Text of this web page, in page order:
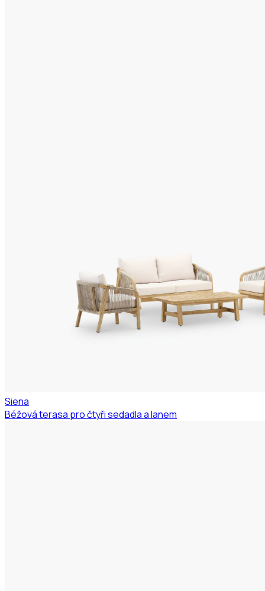
Siena
Béžová terasa pro čtyři sedadla a lanem